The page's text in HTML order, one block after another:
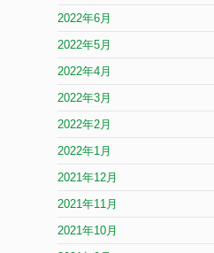
2022年6月
2022年5月
2022年4月
2022年3月
2022年2月
2022年1月
2021年12月
2021年11月
2021年10月